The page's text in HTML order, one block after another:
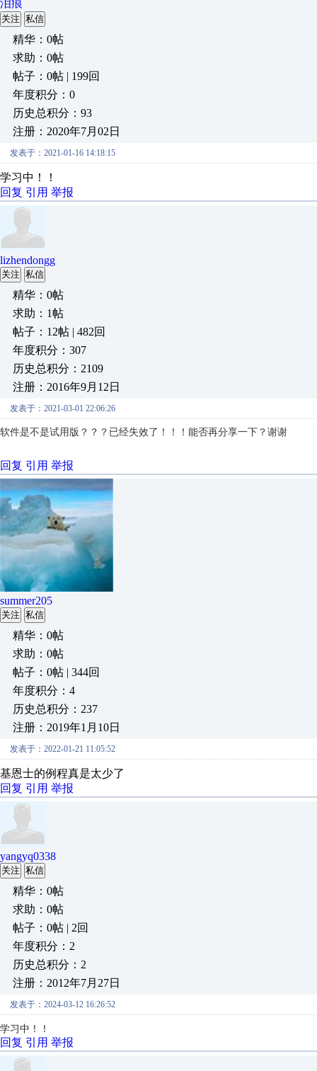
泪痕
关注 私信
精华：0帖
求助：0帖
帖子：0帖 | 199回
年度积分：0
历史总积分：93
注册：2020年7月02日
发表于：2021-01-16 14:18:15
学习中！！
回复 引用 举报
lizhendongg
关注 私信
精华：0帖
求助：1帖
帖子：12帖 | 482回
年度积分：307
历史总积分：2109
注册：2016年9月12日
发表于：2021-03-01 22:06:26
软件是不是试用版？？？已经失效了！！！能否再分享一下？谢谢
回复 引用 举报
summer205
关注 私信
精华：0帖
求助：0帖
帖子：0帖 | 344回
年度积分：4
历史总积分：237
注册：2019年1月10日
发表于：2022-01-21 11:05:52
基恩士的例程真是太少了
回复 引用 举报
yangyq0338
关注 私信
精华：0帖
求助：0帖
帖子：0帖 | 2回
年度积分：2
历史总积分：2
注册：2012年7月27日
发表于：2024-03-12 16:26:52
学习中！！
回复 引用 举报